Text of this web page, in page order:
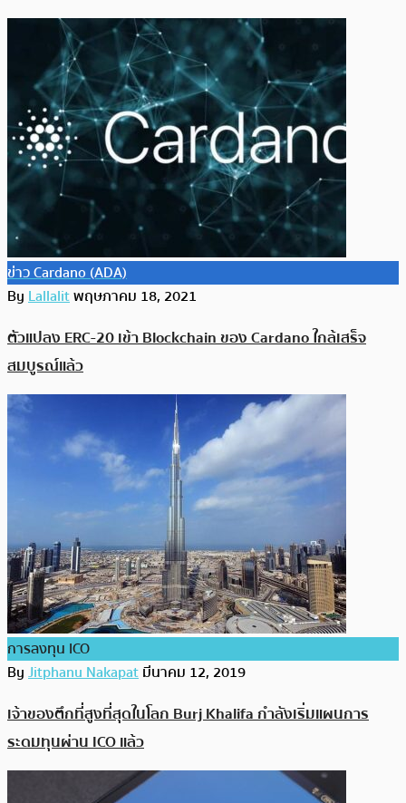
ข่าว Cardano (ADA)
ByLallalitพฤษภาคม 18, 2021
ตัวแปลง ERC-20 เข้า Blockchain ของ Cardano ใกล้เสร็จ
สมบูรณ์แล้ว
การลงทุน ICO
ByJitphanu Nakapatมีนาคม 12, 2019
เจ้าของตึกที่สูงที่สุดในโลก Burj Khalifa กำลังเริ่มแผนการ
ระดมทุนผ่าน ICO แล้ว